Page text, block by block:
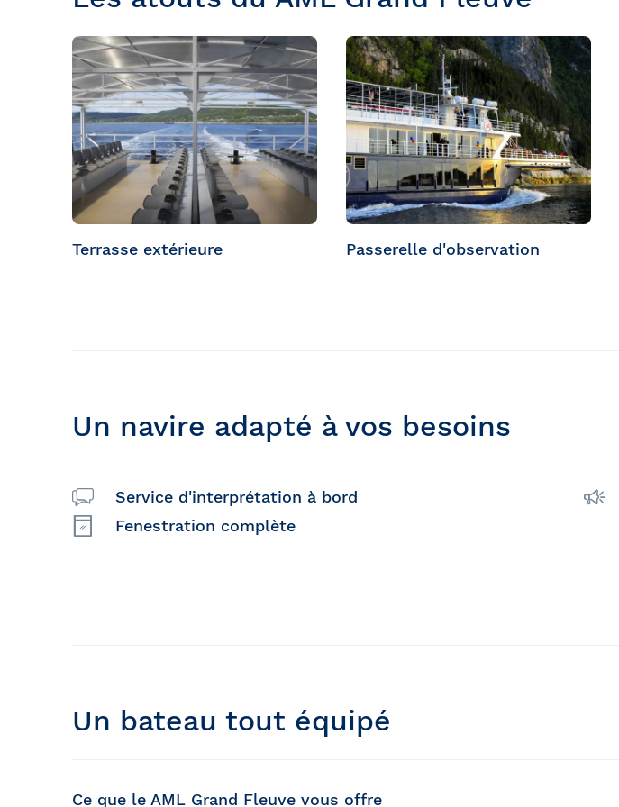
Terrasse extérieure Passerelle d'observation
Un navire adapté à vos besoins
Service d'interprétation à bord
Fenestration complète
Un bateau tout équipé
Ce que le AML Grand Fleuve vous offre